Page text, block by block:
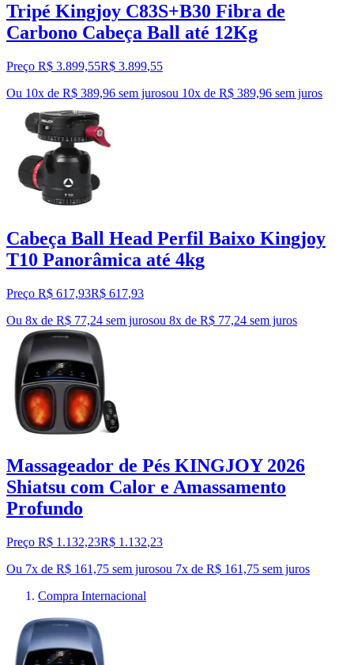
Tripé Kingjoy C83S+B30 Fibra de
Carbono Cabeça Ball até 12Kg
Preço R$ 3.899,55R$ 3.899,55
Ou 10x de R$ 389,96 sem jurosou 10x de R$ 389,96 sem juros
Cabeça Ball Head Perfil Baixo Kingjoy
T10 Panorâmica até 4kg
Preço R$ 617,93R$ 617,93
Ou 8x de R$ 77,24 sem jurosou 8x de R$ 77,24 sem juros
Massageador de Pés KINGJOY 2026
Shiatsu com Calor e Amassamento
Profundo
Preço R$ 1.132,23R$ 1.132,23
Ou 7x de R$ 161,75 sem jurosou 7x de R$ 161,75 sem juros
Compra Internacional